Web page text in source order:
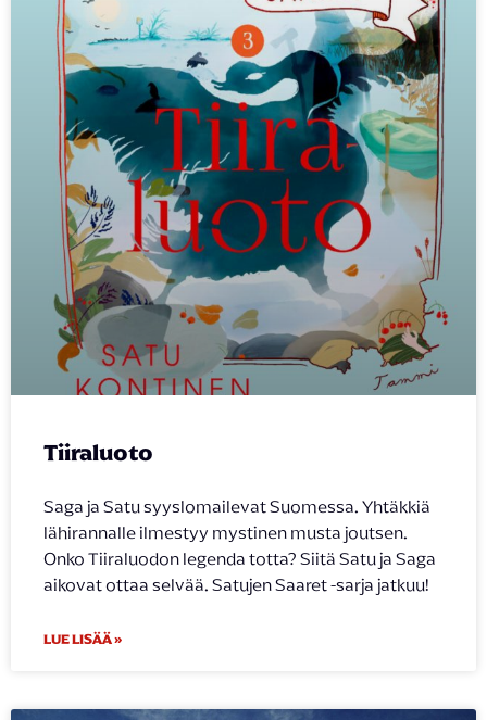
Tiiraluoto
Saga ja Satu syyslomailevat Suomessa. Yhtäkkiä
lähirannalle ilmestyy mystinen musta joutsen.
Onko Tiiraluodon legenda totta? Siitä Satu ja Saga
aikovat ottaa selvää. Satujen Saaret -sarja jatkuu!
LUE LISÄÄ »